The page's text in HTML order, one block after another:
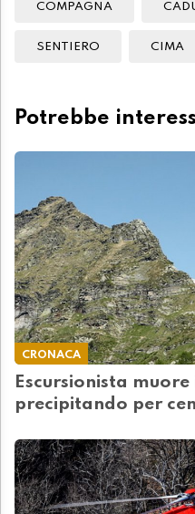
COMPAGNA
SENTIERO CIMA
Potrebbe
CRONACA
Escursionista muore
precipitando per